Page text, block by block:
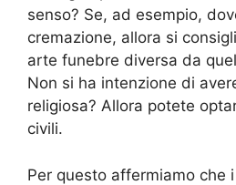
senso? Se, ad esempio,
cremazione, allora si
arte funebre diversa da
Non si ha intenzione di
religiosa? Allora potete
civili.
Per questo affermiamo che i